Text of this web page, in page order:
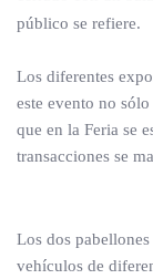
público se refiere.
Los diferentes
este evento no
que en la Feria se
transacciones se
Los dos
vehículos de